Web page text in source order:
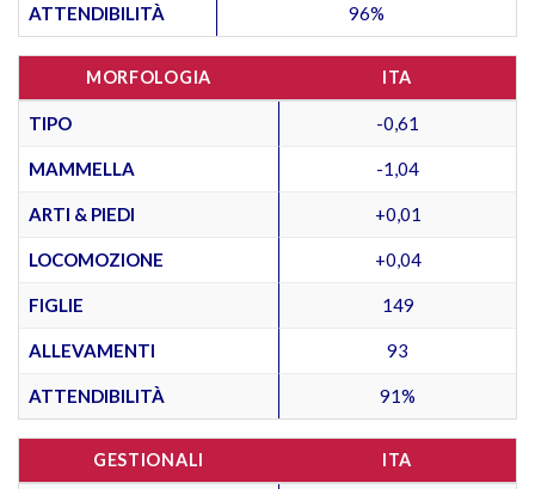
ATTENDIBILITÀ 96%
MORFOLOGIA ITA
TIPO -0,61
MAMMELLA -1,04
ARTI & PIEDI +0,01
LOCOMOZIONE +0,04
FIGLIE 149
ALLEVAMENTI 93
ATTENDIBILITÀ 91%
GESTIONALI ITA